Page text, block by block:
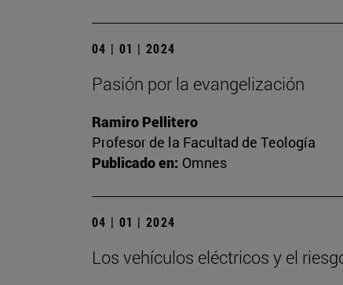
04 | 01 | 2024
Pasión por la evangelización
Ramiro Pellitero
Profesor de la Facultad de Teología
Publicado en: Omnes
04 | 01 | 2024
Los vehículos eléctricos y el